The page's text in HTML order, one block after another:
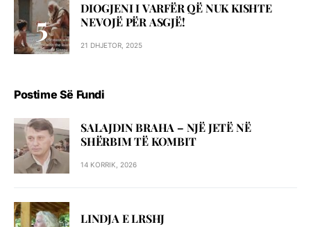
DIOGJENI I VARFËR QË NUK KISHTE
NEVOJË PËR ASGJË!
21 DHJETOR, 2025
Postime Së Fundi
SALAJDIN BRAHA – NJЁ JETЁ NЁ
SHЁRBIM TЁ KOMBIT
14 KORRIK, 2026
LINDJA E LRSHJ